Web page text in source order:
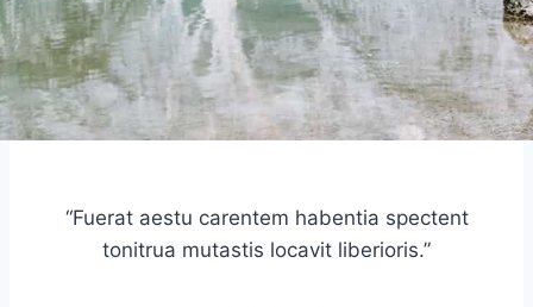
“Fuerat aestu carentem habentia spectent
tonitrua mutastis locavit liberioris.”